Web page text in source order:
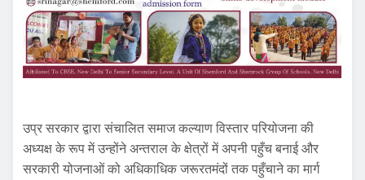
उप्र सरकार द्वारा संचालित समाज कल्याण विस्तार परियोजना की
अध्यक्ष के रूप में उन्होंने अन्तराल के क्षेत्रों में अपनी पहुँच बनाई और
सरकारी योजनाओं को अधिकाधिक जरूरतमंदों तक पहुँचाने का मार्ग